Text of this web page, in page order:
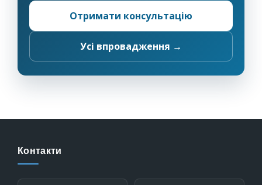
Отримати консультацію
Усі впровадження →
Контакти